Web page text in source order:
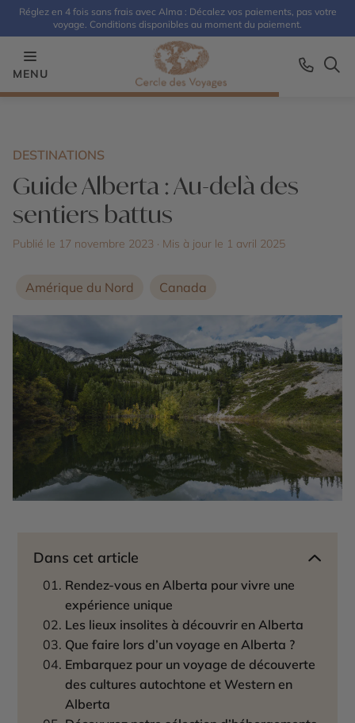
Réglez en 4 fois sans frais avec Alma : Décalez vos paiements, pas votre
voyage. Conditions disponibles au moment du paiement.
MENU
DESTINATIONS
Guide Alberta : Au-delà des
sentiers battus
Publié le 17 novembre 2023 · Mis à jour le 1 avril 2025
Amérique du Nord Canada
Dans cet article
Rendez-vous en Alberta pour vivre une
expérience unique
Les lieux insolites à découvrir en Alberta
Que faire lors d’un voyage en Alberta ?
Embarquez pour un voyage de découverte
des cultures autochtone et Western en
Alberta